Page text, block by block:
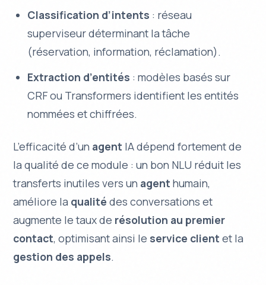
Classification d’intents : réseau
superviseur déterminant la tâche
(réservation, information, réclamation).
Extraction d’entités : modèles basés sur
CRF ou Transformers identifient les entités
nommées et chiffrées.
L’efficacité d’un agent IA dépend fortement de
la qualité de ce module : un bon NLU réduit les
transferts inutiles vers un agent humain,
améliore la qualité des conversations et
augmente le taux de résolution au premier
contact, optimisant ainsi le service client et la
gestion des appels.